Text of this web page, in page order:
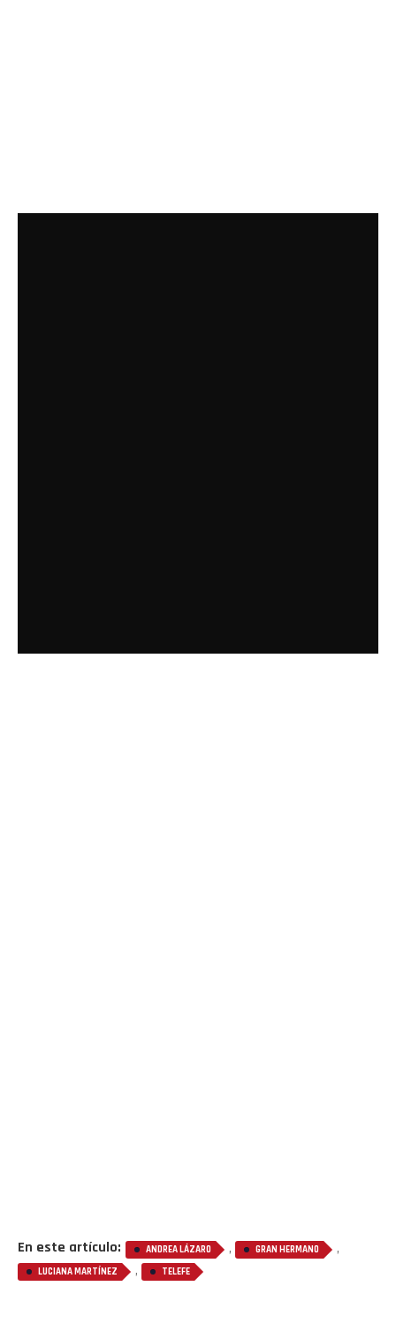
En este artículo: ANDREA LÁZARO , GRAN HERMANO ,
LUCIANA MARTÍNEZ , TELEFE